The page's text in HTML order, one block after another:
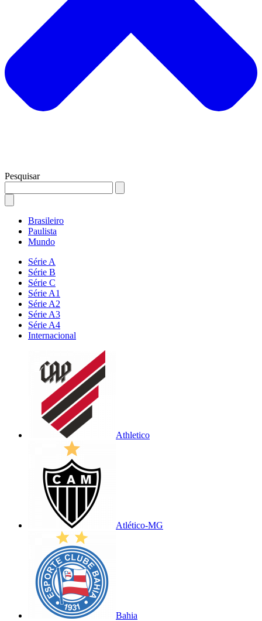
Pesquisar
Brasileiro
Paulista
Mundo
Série A
Série B
Série C
Série A1
Série A2
Série A3
Série A4
Internacional
Athletico
Atlético-MG
Bahia